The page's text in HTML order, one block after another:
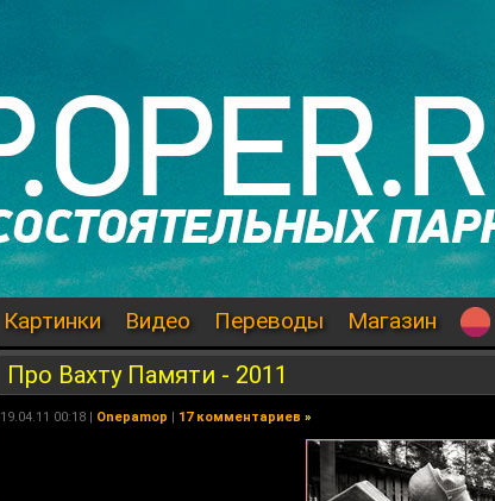
Картинки Видео Переводы Магазин
Про Вахту Памяти - 2011
19.04.11 00:18 | Onepamop | 17 комментариев »